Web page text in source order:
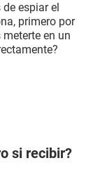
espiar el
primero por
en un
si recibir?